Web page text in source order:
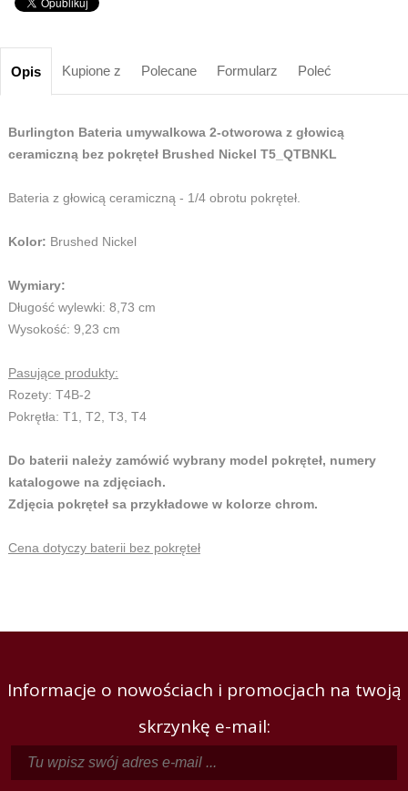
Opis Kupione z Polecane Formularz Poleć
Burlington Bateria umywalkowa 2-otworowa z głowicą
ceramiczną bez pokręteł Brushed Nickel T5_QTBNKL
Bateria z głowicą ceramiczną - 1/4 obrotu pokręteł.
Kolor: Brushed Nickel
Wymiary:
Długość wylewki: 8,73 cm
Wysokość: 9,23 cm
Pasujące produkty:
Rozety: T4B-2
Pokrętła: T1, T2, T3, T4
Do baterii należy zamówić wybrany model pokręteł, numery
katalogowe na zdjęciach.
Zdjęcia pokręteł sa przykładowe w kolorze chrom.
Cena dotyczy baterii bez pokręteł
Informacje o nowościach i promocjach na twoją
skrzynkę e-mail: